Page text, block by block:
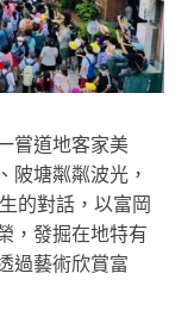
嘗道地客家美
陂塘粼粼波光，
的對話，以富岡
，發掘在地特有
過藝術欣賞富